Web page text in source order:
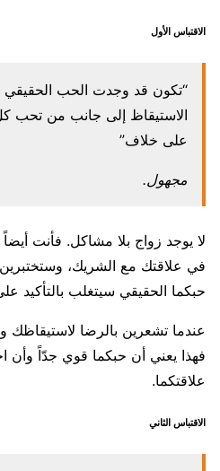
الاقتباس الأول
“تكون قد وجدت الحب الحقيقي
الاستيقاظ إلى جانب من تحب
على خلاف”
مجهول.
لا يوجد زواج بلا مشاكل. فأنت
في علاقتك مع الشريك،
حبكما الحقيقي سيتغلب بالتأكيد
عندما تشعرين بالرضا
فهذا يعني أن حبكما قوي جدّاً وأن
علاقتكما.
الاقتباس الثاني